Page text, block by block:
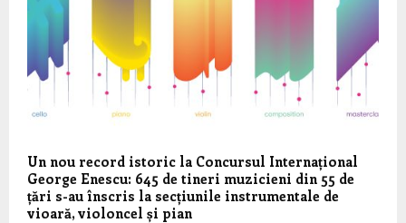
Un nou record istoric la Concursul Internațional
George Enescu: 645 de tineri muzicieni din 55 de
țări s-au înscris la secțiunile instrumentale de
vioară, violoncel și pian